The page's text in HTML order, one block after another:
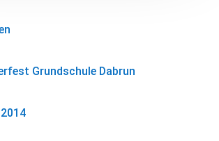
Grundschule Dabrun